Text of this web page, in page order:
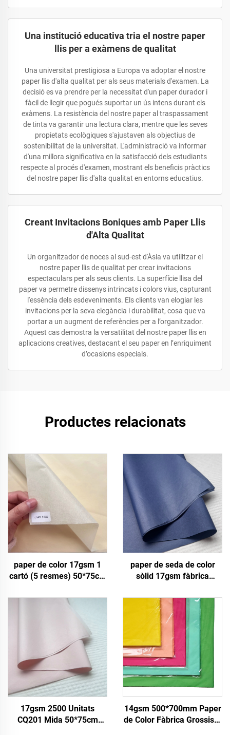
Una institució educativa tria el nostre paper
llis per a exàmens de qualitat
Una universitat prestigiosa a Europa va adoptar el nostre
paper llis d'alta qualitat per als seus materials d'examen. La
decisió es va prendre per la necessitat d'un paper durador i
fàcil de llegir que pogués suportar un ús intens durant els
exàmens. La resistència del nostre paper al traspassament
de tinta va garantir una lectura clara, mentre que les seves
propietats ecològiques s'ajustaven als objectius de
sostenibilitat de la universitat. L'administració va informar
d'una millora significativa en la satisfacció dels estudiants
respecte al procés d'examen, mostrant els beneficis pràctics
del nostre paper llis d'alta qualitat en entorns educatius.
Creant Invitacions Boniques amb Paper Llis
d'Alta Qualitat
Un organitzador de noces al sud-est d'Àsia va utilitzar el
nostre paper llis de qualitat per crear invitacions
espectaculars per als seus clients. La superfície llisa del
paper va permetre dissenys intrincats i colors vius, capturant
l'essència dels esdeveniments. Els clients van elogiar les
invitacions per la seva elegància i durabilitat, cosa que va
portar a un augment de referències per a l’organitzador.
Aquest cas demostra la versatilitat del nostre paper llis en
aplicacions creatives, destacant el seu paper en l’enriquiment
d’ocasions especials.
Productes relacionats
paper de color 17gsm 1
cartó (5 resmes) 50*75cm
amb paper de seda de
paper de seda de color
sòlid 17gsm fàbrica
empaquetadura paper
d'embolic per a menjar
fruit poma tomàquet raïm
paper de seda per a
embolicar
17gsm 2500 Unitats
CQ201 Mida 50*75cm
14gsm 500*700mm Paper
de Color Fàbrica Grossista